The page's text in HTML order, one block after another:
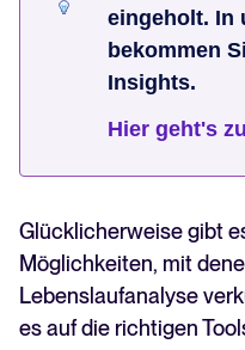
eingeholt. In
bekommen
Insights.
Hier geht's
Glücklicherweise gibt
Möglichkeiten, mit
Lebenslaufanalyse
es auf die richtigen